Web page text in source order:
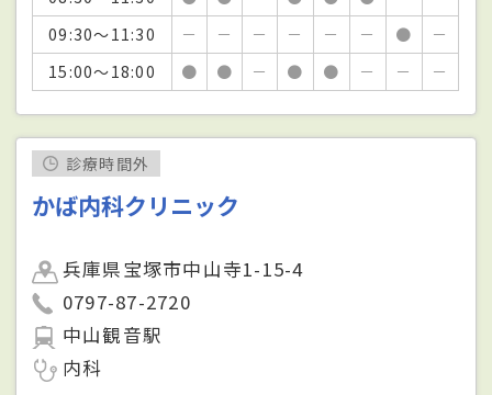
09:30～11:30
－ － － － － － ●
－
15:00～18:00
● ● － ● ● － － －
診療時間外
かば内科クリニック
兵庫県宝塚市中山寺1-15-4
0797-87-2720
中山観音駅
内科